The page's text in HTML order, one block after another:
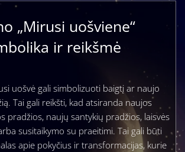
„Mirusi uošviene“
ir reikšmė
uošvė gali simbolizuoti baigtį ar naujo
Tai gali reikšti, kad atsiranda naujos
pradžios, naujų santykių pradžios, laisvės
susitaikymo su praeitimi. Tai gali būti
apie pokyčius ir transformacijas, kurie